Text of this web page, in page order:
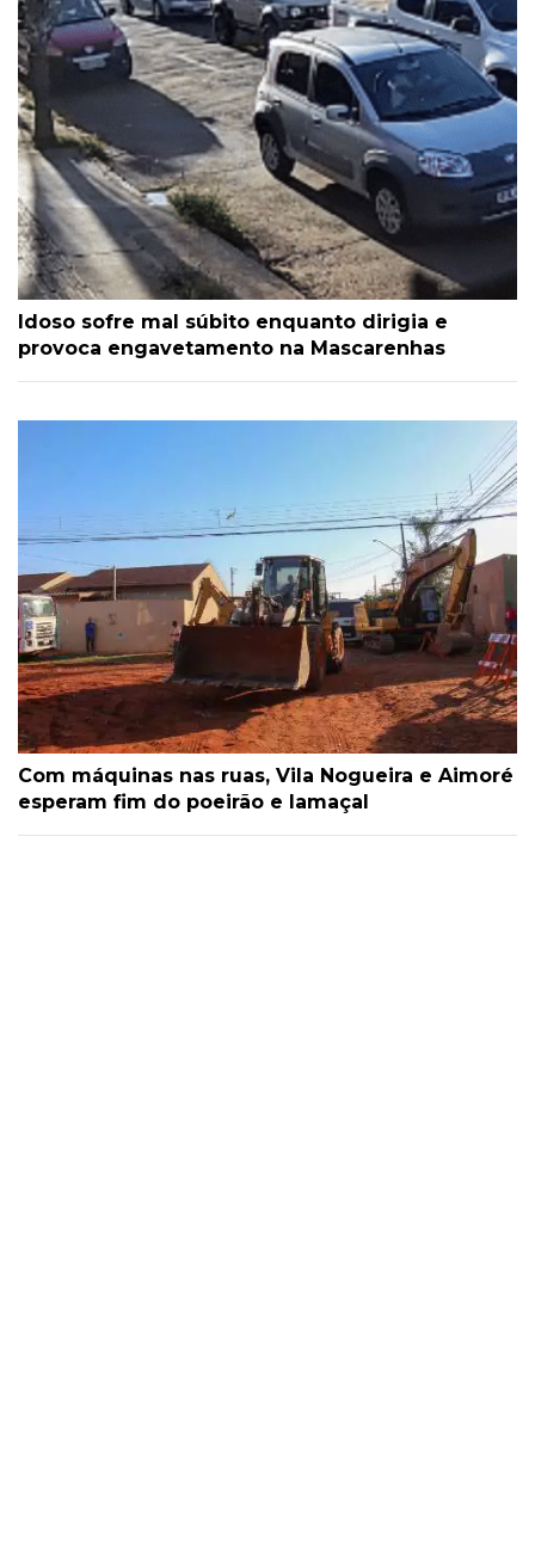
Idoso sofre mal súbito enquanto dirigia e
provoca engavetamento na Mascarenhas
Com máquinas nas ruas, Vila Nogueira e Aimoré
esperam fim do poeirão e lamaçal